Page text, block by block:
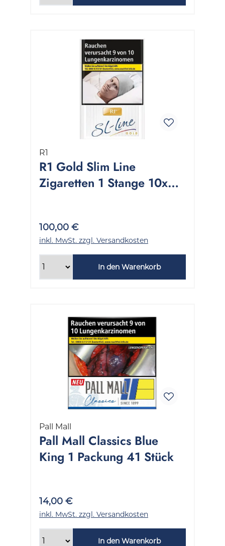
R1
R1 Gold Slim Line
Zigaretten 1 Stange 10x20
100,00 €
inkl. MwSt. zzgl. Versandkosten
In den Warenkorb
Pall Mall
Pall Mall Classics Blue
King 1 Packung 41 Stück
14,00 €
inkl. MwSt. zzgl. Versandkosten
In den Warenkorb